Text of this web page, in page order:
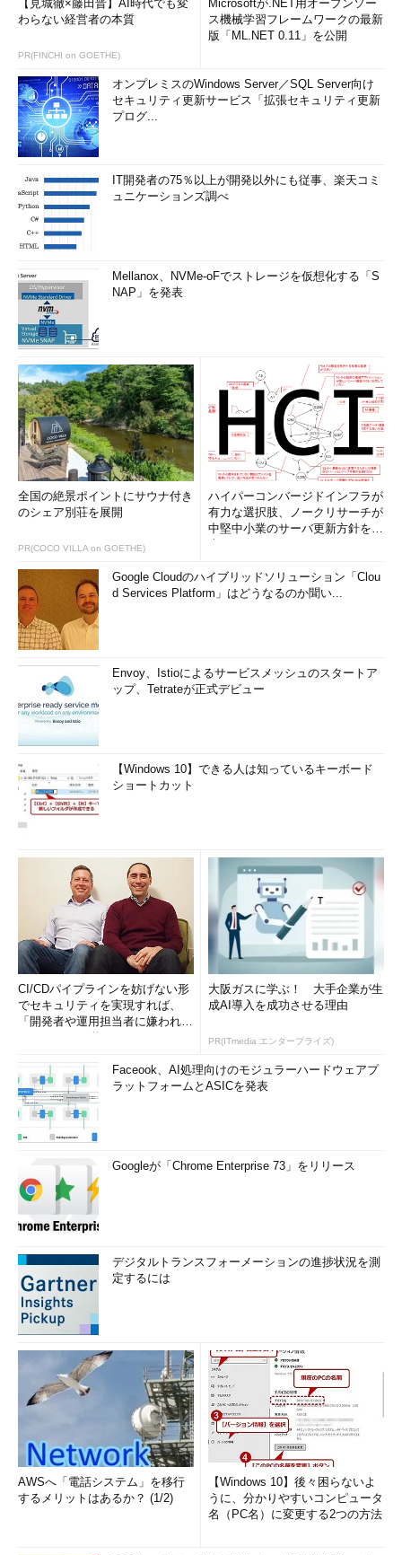
【見城徹×藤田晋】AI時代でも変
わらない経営者の本質
PR(FINCHI on GOETHE)
Microsoftが.NET用オープンソー
ス機械学習フレームワークの最新
版「ML.NET 0.11」を公開
オンプレミスのWindows Server／SQL Server向け
セキュリティ更新サービス「拡張セキュリティ更新
プログ...
IT開発者の75％以上が開発以外にも従事、楽天コミ
ュニケーションズ調べ
Mellanox、NVMe-oFでストレージを仮想化する「S
NAP」を発表
全国の絶景ポイントにサウナ付き
のシェア別荘を展開
PR(COCO VILLA on GOETHE)
ハイパーコンバージドインフラが
有力な選択肢、ノークリサーチが
中堅中小業のサーバ更新方針を調
Google Cloudのハイブリッドソリューション「Clou
d Services Platform」はどうなるのか聞い...
Envoy、Istioによるサービスメッシュのスタートア
ップ、Tetrateが正式デビュー
【Windows 10】できる人は知っているキーボード
ショートカット
CI/CDパイプラインを妨げない形
でセキュリティを実現すれば、
「開発者や運用担当者に嫌われな
大阪ガスに学ぶ！ 大手企業が生
成AI導入を成功させる理由
PR(ITmedia エンタープライズ)
Faceook、AI処理向けのモジュラーハードウェアプ
ラットフォームとASICを発表
Googleが「Chrome Enterprise 73」をリリース
デジタルトランスフォーメーションの進捗状況を測
定するには
AWSへ「電話システム」を移行
するメリットはあるか？ (1/2)
【Windows 10】後々困らないよ
うに、分かりやすいコンピュータ
名（PC名）に変更する2つの方法